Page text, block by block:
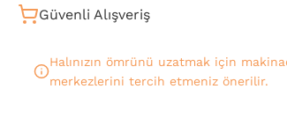
Güvenli Alışveriş
Halınızın ömrünü uzatmak için
merkezlerini tercih etmeniz önerilir.